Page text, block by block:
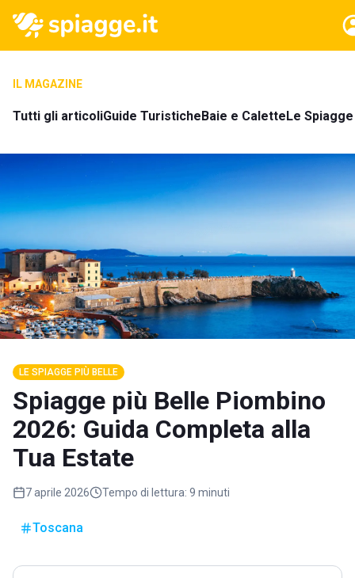
IL MAGAZINE
Tutti gli articoliGuide TuristicheBaie e CaletteLe
LE SPIAGGE PIÙ BELLE
Spiagge più Belle Piombino
2026: Guida Completa alla
Tua Estate
7 aprile 2026 Tempo di lettura: 9 minuti
Toscana